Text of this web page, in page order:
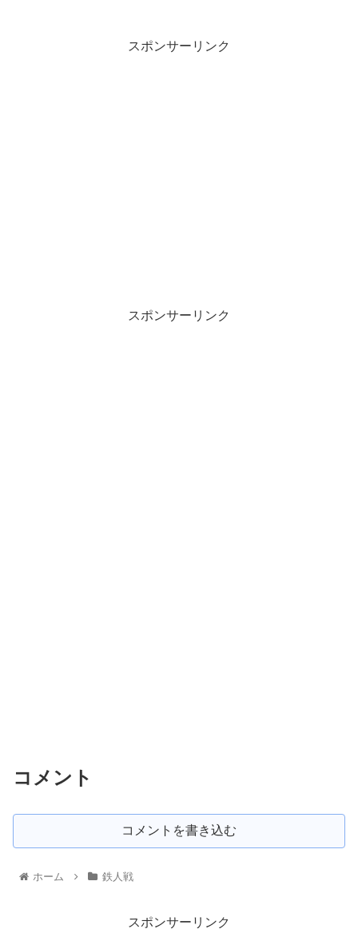
スポンサーリンク
スポンサーリンク
コメント
コメントを書き込む
ホーム 鉄人戦
スポンサーリンク